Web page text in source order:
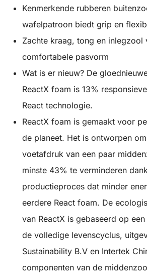
Kenmerkende rubberen
wafelpatroon biedt grip en
Zachte kraag, tong en inlegzool
comfortabele pasvorm
Wat is er nieuw? De
ReactX foam is 13%
React technologie.
ReactX foam is gemaakt voor
de planeet. Het is ontworpen
voetafdruk van een paar
minste 43% te verminderen
productieproces dat minder
eerdere React foam. De
van ReactX is gebaseerd op
de volledige levenscyclus,
Sustainability B.V en Intertek
componenten van de